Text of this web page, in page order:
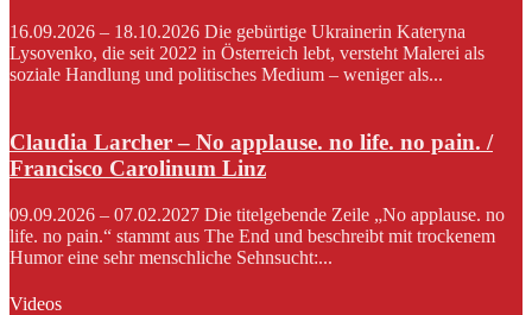
16.09.2026 – 18.10.2026 Die gebürtige Ukrainerin Kateryna
Lysovenko, die seit 2022 in Österreich lebt, versteht Malerei als
soziale Handlung und politisches Medium – weniger als...
Claudia Larcher – No applause. no life. no pain. /
Francisco Carolinum Linz
09.09.2026 – 07.02.2027 Die titelgebende Zeile „No applause. no
life. no pain.“ stammt aus The End und beschreibt mit trockenem
Humor eine sehr menschliche Sehnsucht:...
Videos